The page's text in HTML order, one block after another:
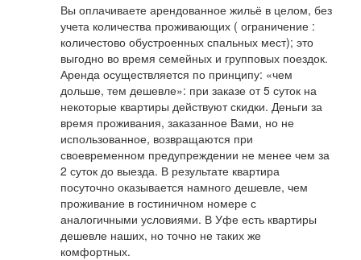
Вы оплачиваете арендованное жильё в целом, без
учета количества проживающих ( ограничение :
количестово обустроенных спальных мест); это
выгодно во время семейных и групповых поездок.
Аренда осуществляется по принципу: «чем
дольше, тем дешевле»: при заказе от 5 суток на
некоторые квартиры действуют скидки. Деньги за
время проживания, заказанное Вами, но не
использованное, возвращаются при
своевременном предупреждении не менее чем за
2 суток до выезда. В результате квартира
посуточно оказывается намного дешевле, чем
проживание в гостиничном номере с
аналогичными условиями. В Уфе есть квартиры
дешевле наших, но точно не таких же
комфортных.